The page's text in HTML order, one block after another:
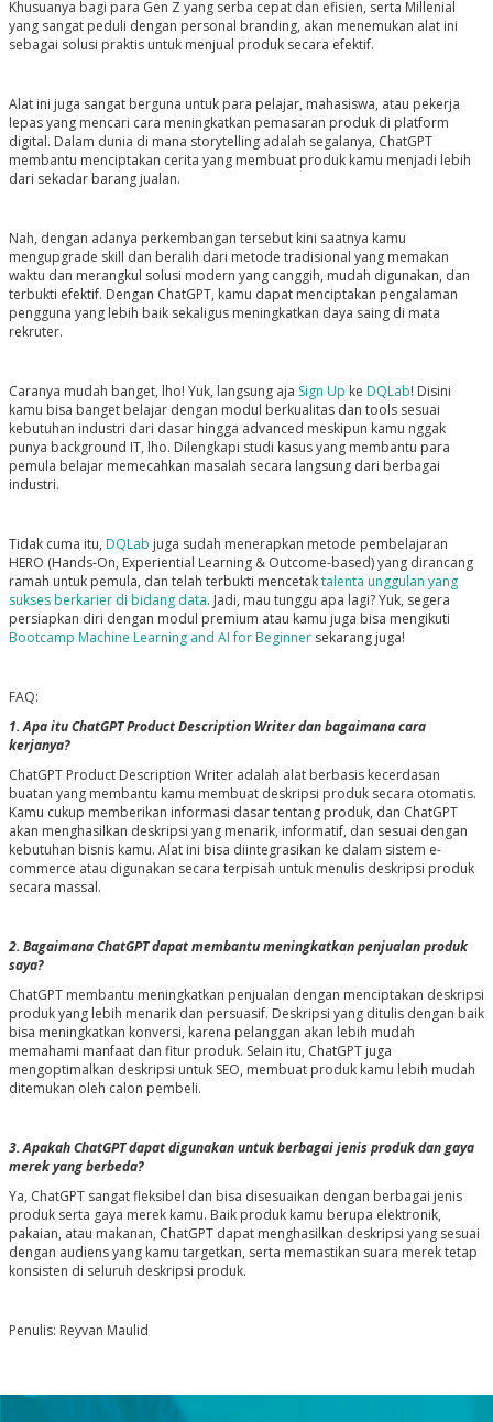
Khusuanya bagi para Gen Z yang serba cepat dan efisien, serta Millenial
yang sangat peduli dengan personal branding, akan menemukan alat ini
sebagai solusi praktis untuk menjual produk secara efektif.
Alat ini juga sangat berguna untuk para pelajar, mahasiswa, atau pekerja
lepas yang mencari cara meningkatkan pemasaran produk di platform
digital. Dalam dunia di mana storytelling adalah segalanya, ChatGPT
membantu menciptakan cerita yang membuat produk kamu menjadi lebih
dari sekadar barang jualan.
Nah, dengan adanya perkembangan tersebut kini saatnya kamu
mengupgrade skill dan beralih dari metode tradisional yang memakan
waktu dan merangkul solusi modern yang canggih, mudah digunakan, dan
terbukti efektif. Dengan ChatGPT, kamu dapat menciptakan pengalaman
pengguna yang lebih baik sekaligus meningkatkan daya saing di mata
rekruter.
Caranya mudah banget, lho! Yuk, langsung aja Sign Up ke DQLab! Disini
kamu bisa banget belajar dengan modul berkualitas dan tools sesuai
kebutuhan industri dari dasar hingga advanced meskipun kamu nggak
punya background IT, lho. Dilengkapi studi kasus yang membantu para
pemula belajar memecahkan masalah secara langsung dari berbagai
industri.
Tidak cuma itu, DQLab juga sudah menerapkan metode pembelajaran
HERO (Hands-On, Experiential Learning & Outcome-based) yang dirancang
ramah untuk pemula, dan telah terbukti mencetaktalenta unggulan yang
sukses berkarier di bidang data. Jadi, mau tunggu apa lagi? Yuk, segera
persiapkan diri dengan modul premium atau kamu juga bisa mengikuti
Bootcamp Machine Learning and AI for Beginnersekarang juga!
FAQ:
1. Apa itu ChatGPT Product Description Writer dan bagaimana cara
kerjanya?
ChatGPT Product Description Writer adalah alat berbasis kecerdasan
buatan yang membantu kamu membuat deskripsi produk secara otomatis.
Kamu cukup memberikan informasi dasar tentang produk, dan ChatGPT
akan menghasilkan deskripsi yang menarik, informatif, dan sesuai dengan
kebutuhan bisnis kamu. Alat ini bisa diintegrasikan ke dalam sistem e-
commerce atau digunakan secara terpisah untuk menulis deskripsi produk
secara massal.
2. Bagaimana ChatGPT dapat membantu meningkatkan penjualan produk
saya?
ChatGPT membantu meningkatkan penjualan dengan menciptakan deskripsi
produk yang lebih menarik dan persuasif. Deskripsi yang ditulis dengan baik
bisa meningkatkan konversi, karena pelanggan akan lebih mudah
memahami manfaat dan fitur produk. Selain itu, ChatGPT juga
mengoptimalkan deskripsi untuk SEO, membuat produk kamu lebih mudah
ditemukan oleh calon pembeli.
3. Apakah ChatGPT dapat digunakan untuk berbagai jenis produk dan gaya
merek yang berbeda?
Ya, ChatGPT sangat fleksibel dan bisa disesuaikan dengan berbagai jenis
produk serta gaya merek kamu. Baik produk kamu berupa elektronik,
pakaian, atau makanan, ChatGPT dapat menghasilkan deskripsi yang sesuai
dengan audiens yang kamu targetkan, serta memastikan suara merek tetap
konsisten di seluruh deskripsi produk.
Penulis: Reyvan Maulid